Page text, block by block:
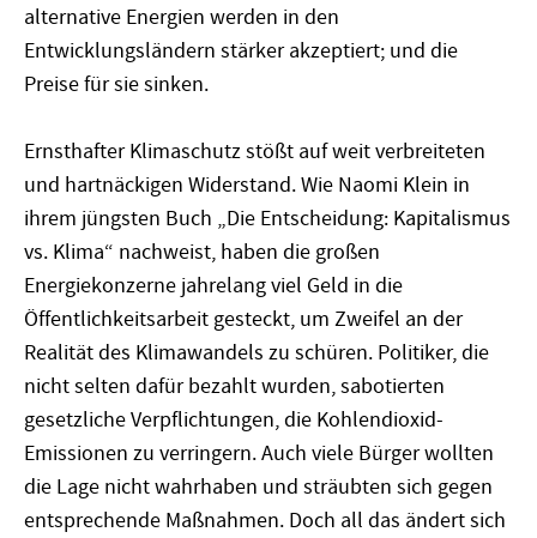
alternative Energien werden in den
Entwicklungsländern stärker akzeptiert; und die
Preise für sie sinken.
Ernsthafter Klimaschutz stößt auf weit verbreiteten
und hartnäckigen Widerstand. Wie Naomi Klein in
ihrem jüngsten Buch „Die Entscheidung: Kapitalismus
vs. Klima“ nachweist, haben die großen
Energiekonzerne jahrelang viel Geld in die
Öffentlichkeitsarbeit gesteckt, um Zweifel an der
Realität des Klimawandels zu schüren. Politiker, die
nicht selten dafür bezahlt wurden, sabotierten
gesetzliche Verpflichtungen, die Kohlendioxid-
Emissionen zu verringern. Auch viele Bürger wollten
die Lage nicht wahrhaben und sträubten sich gegen
entsprechende Maßnahmen. Doch all das ändert sich